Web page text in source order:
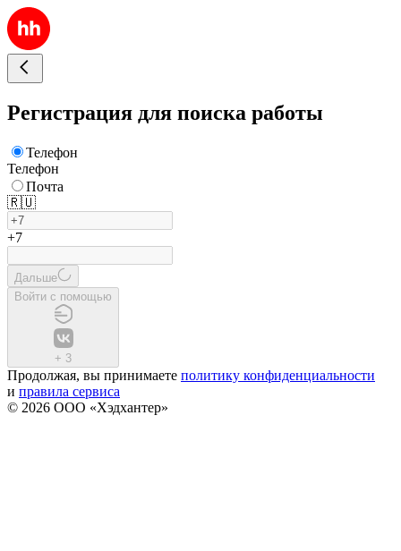
Регистрация для поиска работы
Телефон
Телефон
Почта
🇷🇺
+7
Дальше
Войти с помощью
+ 3
Продолжая, вы принимаете политику конфиденциальности
и правила сервиса
© 2026 ООО «Хэдхантер»